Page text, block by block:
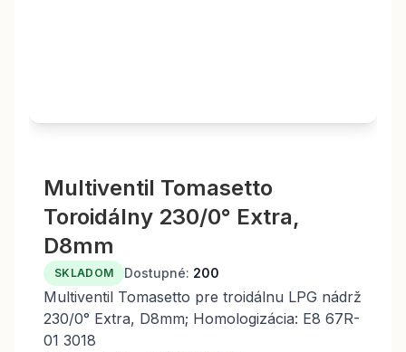
Multiventil Tomasetto
Toroidálny 230/0° Extra,
D8mm
SKLADOM Dostupné: 200
Multiventil Tomasetto pre troidálnu LPG nádrž
230/0° Extra, D8mm; Homologizácia: E8 67R-
01 3018